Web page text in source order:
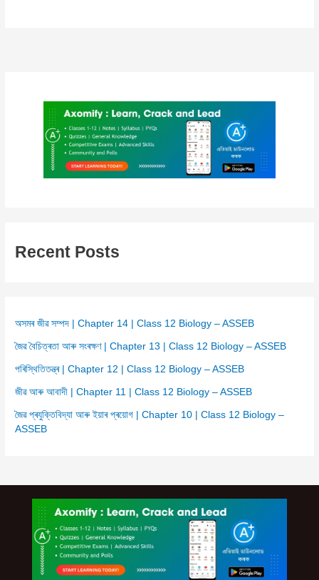
Recent Posts
অসমৰ জীৱ সম্পদ | Chapter 14 | Class 12 Biology – ASSEB
জৈৱ বৈচিত্ৰতা আৰু সংৰক্ষণ | Chapter 13 | Class 12 Biology – ASSEB
পৰিস্থিতিতন্ত্ৰ | Chapter 12 | Class 12 Biology – ASSEB
জীৱ আৰু আবাদী | Chapter 11 | Class 12 Biology – ASSEB
জৈৱ প্ৰযুক্তিবিদ্যা আৰু ইয়াৰ প্ৰয়োগ | Chapter 10 | Class 12 Biology –
ASSEB